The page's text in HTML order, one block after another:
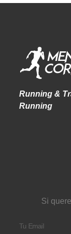
Running &
Running
Si